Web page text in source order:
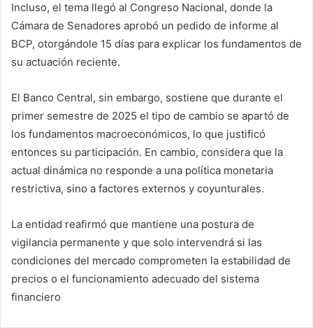
Incluso, el tema llegó al Congreso Nacional, donde la
Cámara de Senadores aprobó un pedido de informe al
BCP, otorgándole 15 días para explicar los fundamentos de
su actuación reciente.
El Banco Central, sin embargo, sostiene que durante el
primer semestre de 2025 el tipo de cambio se apartó de
los fundamentos macroeconómicos, lo que justificó
entonces su participación. En cambio, considera que la
actual dinámica no responde a una política monetaria
restrictiva, sino a factores externos y coyunturales.
La entidad reafirmó que mantiene una postura de
vigilancia permanente y que solo intervendrá si las
condiciones del mercado comprometen la estabilidad de
precios o el funcionamiento adecuado del sistema
financiero